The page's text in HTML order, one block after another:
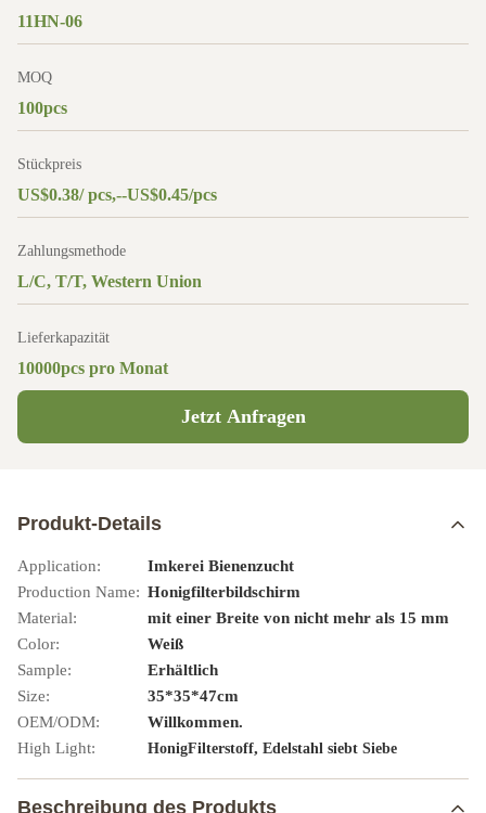
11HN-06
MOQ
100pcs
Stückpreis
US$0.38/ pcs,--US$0.45/pcs
Zahlungsmethode
L/C, T/T, Western Union
Lieferkapazität
10000pcs pro Monat
Jetzt Anfragen
Produkt-Details
Application:
Imkerei Bienenzucht
Production Name: Honigfilterbildschirm
Material:
mit einer Breite von nicht mehr als 15 mm
Color:
Weiß
Sample:
Erhältlich
Size:
35*35*47cm
OEM/ODM:
Willkommen.
High Light:
HonigFilterstoff, Edelstahl siebt Siebe
Beschreibung des Produkts